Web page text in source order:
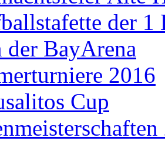
der 1
der BayArena
2016
Cup